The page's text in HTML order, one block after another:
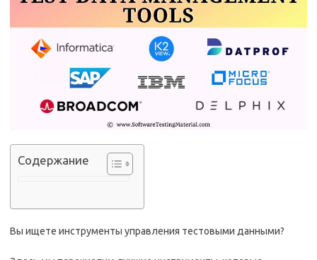
Содержание
Вы ищете инструменты управления тестовыми данными?